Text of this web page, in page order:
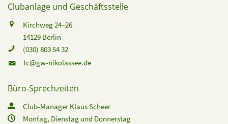
Clubanlage und Geschäftsstelle
Kirchweg 24–26
14129 Berlin
(030) 803 54 32
tc@gw-nikolassee.de
Büro-Sprechzeiten
Club-Manager Klaus Scheer
Montag, Dienstag und Donnerstag